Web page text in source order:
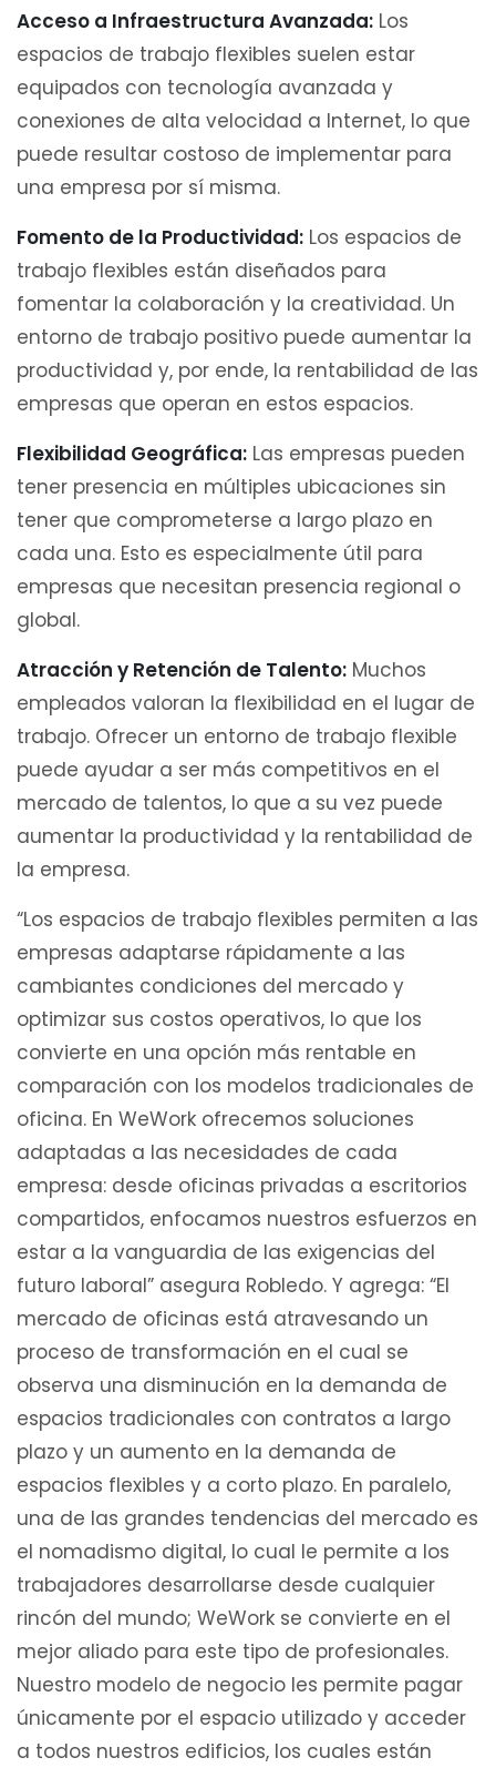
Acceso a Infraestructura Avanzada: Los
espacios de trabajo flexibles suelen estar
equipados con tecnología avanzada y
conexiones de alta velocidad a Internet, lo que
puede resultar costoso de implementar para
una empresa por sí misma.
Fomento de la Productividad: Los espacios de
trabajo flexibles están diseñados para
fomentar la colaboración y la creatividad. Un
entorno de trabajo positivo puede aumentar la
productividad y, por ende, la rentabilidad de las
empresas que operan en estos espacios.
Flexibilidad Geográfica: Las empresas pueden
tener presencia en múltiples ubicaciones sin
tener que comprometerse a largo plazo en
cada una. Esto es especialmente útil para
empresas que necesitan presencia regional o
global.
Atracción y Retención de Talento: Muchos
empleados valoran la flexibilidad en el lugar de
trabajo. Ofrecer un entorno de trabajo flexible
puede ayudar a ser más competitivos en el
mercado de talentos, lo que a su vez puede
aumentar la productividad y la rentabilidad de
la empresa.
“Los espacios de trabajo flexibles permiten a las
empresas adaptarse rápidamente a las
cambiantes condiciones del mercado y
optimizar sus costos operativos, lo que los
convierte en una opción más rentable en
comparación con los modelos tradicionales de
oficina. En WeWork ofrecemos soluciones
adaptadas a las necesidades de cada
empresa: desde oficinas privadas a escritorios
compartidos, enfocamos nuestros esfuerzos en
estar a la vanguardia de las exigencias del
futuro laboral” asegura Robledo. Y agrega: “El
mercado de oficinas está atravesando un
proceso de transformación en el cual se
observa una disminución en la demanda de
espacios tradicionales con contratos a largo
plazo y un aumento en la demanda de
espacios flexibles y a corto plazo. En paralelo,
una de las grandes tendencias del mercado es
el nomadismo digital, lo cual le permite a los
trabajadores desarrollarse desde cualquier
rincón del mundo; WeWork se convierte en el
mejor aliado para este tipo de profesionales.
Nuestro modelo de negocio les permite pagar
únicamente por el espacio utilizado y acceder
a todos nuestros edificios, los cuales están